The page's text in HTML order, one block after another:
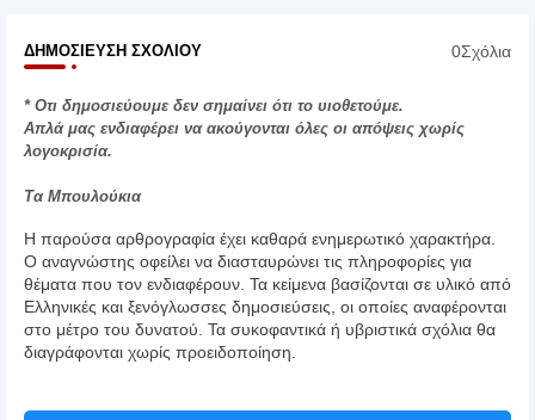
ΔΗΜΟΣΊΕΥΣΗ ΣΧΟΛΊΟΥ 0Σχόλια
* Οτι δημοσιεύουμε δεν σημαίνει ότι το υιοθετούμε.
Απλά μας ενδιαφέρει να ακούγονται όλες οι απόψεις χωρίς
λογοκρισία.
Τα Μπουλούκια
Η παρούσα αρθρογραφία έχει καθαρά ενημερωτικό χαρακτήρα.
Ο αναγνώστης οφείλει να διασταυρώνει τις πληροφορίες για
θέματα που τον ενδιαφέρουν. Τα κείμενα βασίζονται σε υλικό από
Ελληνικές και ξενόγλωσσες δημοσιεύσεις, οι οποίες αναφέρονται
στο μέτρο του δυνατού. Τα συκοφαντικά ή υβριστικά σχόλια θα
διαγράφονται χωρίς προειδοποίηση.